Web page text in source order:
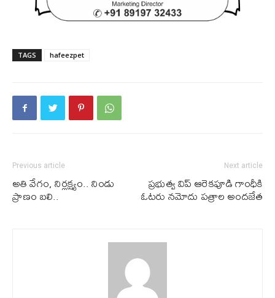
TAGS hafeezpet
Previous article
అతి వేగం, నిర్ల‌క్ష్యం.. నిండు
ప్రాణం బ‌లి..
Next article
ప్రభుత్వ విప్ ఆరెకపూడి గాంధీకి
ఓట‌రు న‌మోదు ప‌త్రాల అంద‌జేత